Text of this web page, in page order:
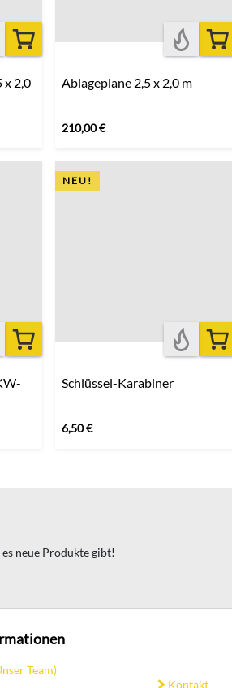
Ablageplane 2,5 x 2,0 m
210,00€
NEU!
Schlüssel-Karabiner
6,50€
neue Produkte gibt!
Team)
Kontakt